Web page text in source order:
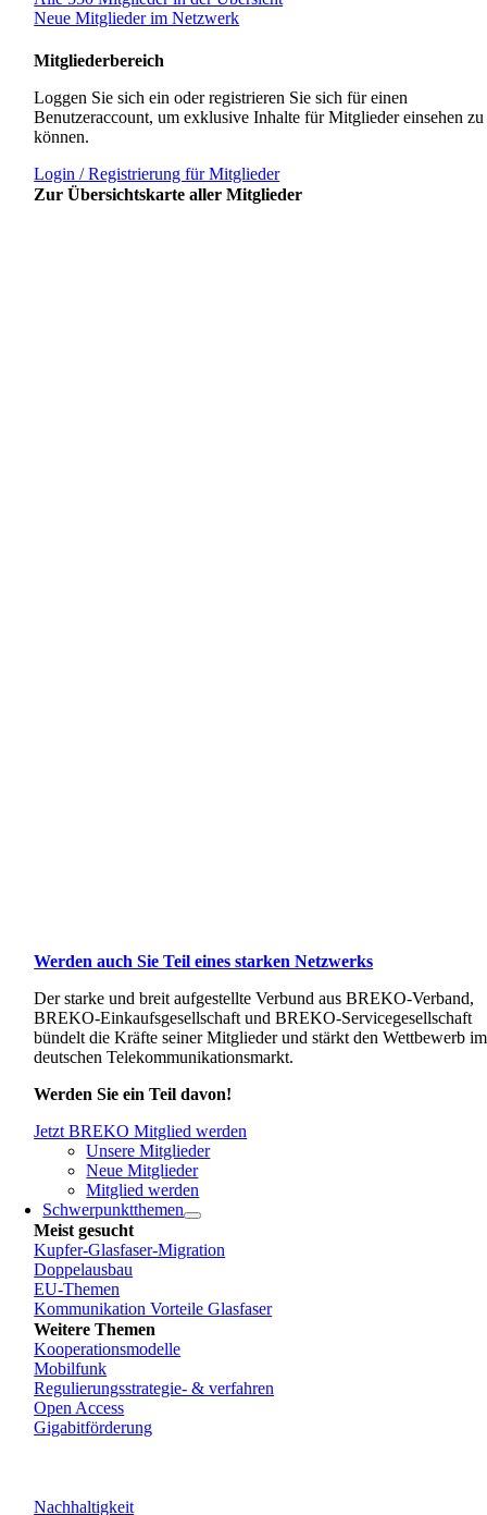
Neue Mitglieder im Netzwerk
Mitgliederbereich
Loggen Sie sich ein oder registrieren Sie sich für einen
Benutzeraccount, um exklusive Inhalte für Mitglieder einsehen zu
können.
Login / Registrierung für Mitglieder
Zur Übersichtskarte aller Mitglieder
Werden auch Sie Teil eines starken Netzwerks
Der starke und breit aufgestellte Verbund aus BREKO-Verband,
BREKO-Einkaufsgesellschaft und BREKO-Servicegesellschaft
bündelt die Kräfte seiner Mitglieder und stärkt den Wettbewerb im
deutschen Telekommunikationsmarkt.
Werden Sie ein Teil davon!
Jetzt BREKO Mitglied werden
Unsere Mitglieder
Neue Mitglieder
Mitglied werden
Schwerpunktthemen
Meist gesucht
Kupfer-Glasfaser-Migration
Doppelausbau
EU-Themen
Kommunikation Vorteile Glasfaser
Weitere Themen
Kooperationsmodelle
Mobilfunk
Regulierungsstrategie- & verfahren
Open Access
Gigabitförderung
Nachhaltigkeit